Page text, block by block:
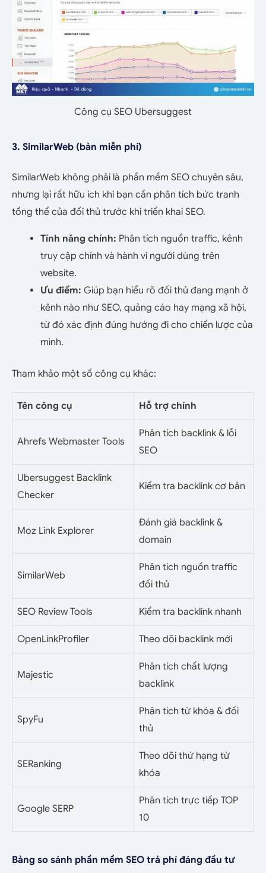
Công cụ SEO Ubersuggest
3. SimilarWeb (bản miễn phí)
SimilarWeb không phải là phần mềm SEO chuyên sâu,
nhưng lại rất hữu ích khi bạn cần phân tích bức tranh
tổng thể của đối thủ trước khi triển khai SEO.
Tính năng chính: Phân tích nguồn traffic, kênh
truy cập chính và hành vi người dùng trên
website.
Ưu điểm: Giúp bạn hiểu rõ đối thủ đang mạnh ở
kênh nào như SEO, quảng cáo hay mạng xã hội,
từ đó xác định đúng hướng đi cho chiến lược của
mình.
Tham khảo một số công cụ khác:
Tên công cụ Hỗ trợ chính
Ahrefs Webmaster Tools
Phân tích backlink & lỗi
SEO
Ubersuggest Backlink
Checker
Kiểm tra backlink cơ bản
Moz Link Explorer
Đánh giá backlink &
domain
SimilarWeb
Phân tích nguồn traffic
đối thủ
SEO Review Tools Kiểm tra backlink nhanh
OpenLinkProfiler Theo dõi backlink mới
Majestic
Phân tích chất lượng
backlink
SpyFu
Phân tích từ khóa & đối
thủ
SERanking
Theo dõi thứ hạng từ
khóa
Google SERP
Phân tích trực tiếp TOP
10
Bảng so sánh phần mềm SEO trả phí đáng đầu tư